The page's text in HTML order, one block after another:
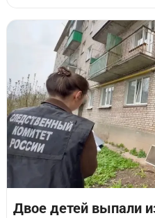
Двое детей выпали